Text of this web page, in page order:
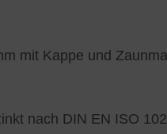
mit Kappe und
nach DIN EN ISO